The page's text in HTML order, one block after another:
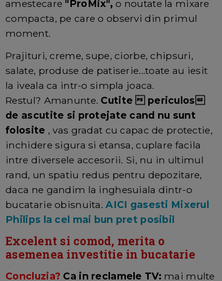
amestecare "ProMix", o noutate la mixare
compacta, pe care o observi din primul
moment.
Prajituri, creme, supe, ciorbe, chipsuri,
salate, produse de patiserie...toate au iesit
la iveala ca intr-o simpla joaca.
Restul? Amanunte. Cutite  periculos
de ascutite si protejate cand nu sunt
folosite , vas gradat cu capac de protectie,
inchidere sigura si etansa, cuplare facila
intre diversele accesorii. Si, nu in ultimul
rand, un spatiu redus pentru depozitare,
daca ne gandim la inghesuiala dintr-o
bucatarie obisnuita.AICI gasesti Mixerul
Philips la cel mai bun pret posibil
Excelent si comod, merita o
asemenea investitie in bucatarie
Concluzia? Ca in reclamele TV: mai multe